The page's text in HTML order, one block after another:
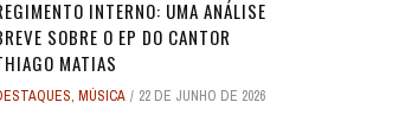
INTERNO: UMA ANÁLISE
SOBRE O EP DO CANTOR
MATIAS
, MÚSICA 22 DE JUNHO DE 2026